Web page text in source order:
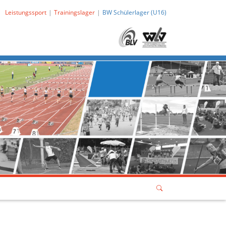
Leistungssport Trainingslager BW Schülerlager (U16)